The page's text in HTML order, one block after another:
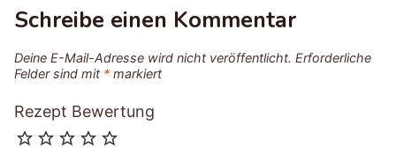
Schreibe einen Kommentar
Deine E-Mail-Adresse wird nicht veröffentlicht. Erforderliche
Felder sind mit * markiert
Rezept Bewertung